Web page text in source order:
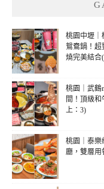
桃園中壢｜
鴛鴦鍋！超
燒完美結合
桃園｜武鶴
間！頂級
上：3)
桃園｜泰樂
廳，雙層用